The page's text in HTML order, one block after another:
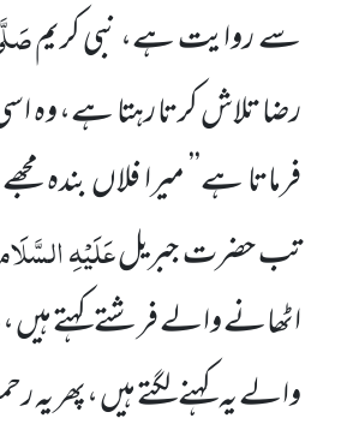
سے روایت ہے، نبی کریم
رضا تلاش کرتا رہتا ہے، وہ
فرماتا ہے’’ میرا فلاں بندہ
تب حضرت جبریلعَلَیْہِ
اٹھانے والے فرشتے کہتےہیں
والے یہ کہنے لگتے ہیں ،پھر